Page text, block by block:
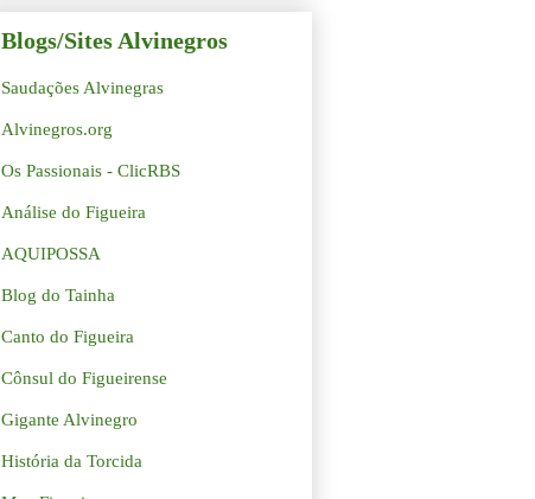
Blogs/Sites Alvinegros
Saudações Alvinegras
Alvinegros.org
Os Passionais - ClicRBS
Análise do Figueira
AQUIPOSSA
Blog do Tainha
Canto do Figueira
Cônsul do Figueirense
Gigante Alvinegro
História da Torcida